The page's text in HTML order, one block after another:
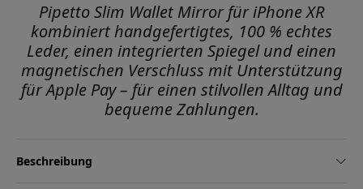
Pipetto Slim Wallet Mirror für iPhone XR
kombiniert handgefertigtes, 100 % echtes
Leder, einen integrierten Spiegel und einen
magnetischen Verschluss mit Unterstützung
für Apple Pay – für einen stilvollen Alltag und
bequeme Zahlungen.
Beschreibung